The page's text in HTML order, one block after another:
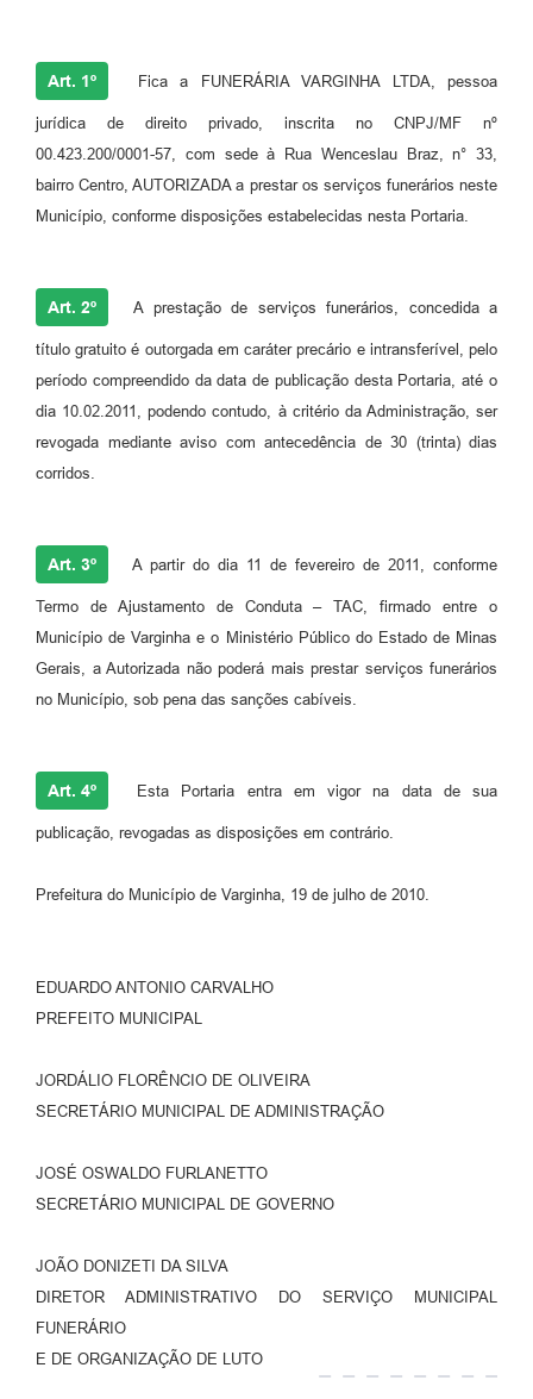
Art. 1º Fica a FUNERÁRIA VARGINHA LTDA, pessoa
jurídica de direito privado, inscrita no CNPJ/MF nº
00.423.200/0001-57, com sede à Rua Wenceslau Braz, n° 33,
bairro Centro, AUTORIZADA a prestar os serviços funerários neste
Município, conforme disposições estabelecidas nesta Portaria.
Art. 2º A prestação de serviços funerários, concedida a
título gratuito é outorgada em caráter precário e intransferível, pelo
período compreendido da data de publicação desta Portaria, até o
dia 10.02.2011, podendo contudo, à critério da Administração, ser
revogada mediante aviso com antecedência de 30 (trinta) dias
corridos.
Art. 3º A partir do dia 11 de fevereiro de 2011, conforme
Termo de Ajustamento de Conduta – TAC, firmado entre o
Município de Varginha e o Ministério Público do Estado de Minas
Gerais, a Autorizada não poderá mais prestar serviços funerários
no Município, sob pena das sanções cabíveis.
Art. 4º Esta Portaria entra em vigor na data de sua
publicação, revogadas as disposições em contrário.
Prefeitura do Município de Varginha, 19 de julho de 2010.
EDUARDO ANTONIO CARVALHO
PREFEITO MUNICIPAL
JORDÁLIO FLORÊNCIO DE OLIVEIRA
SECRETÁRIO MUNICIPAL DE ADMINISTRAÇÃO
JOSÉ OSWALDO FURLANETTO
SECRETÁRIO MUNICIPAL DE GOVERNO
JOÃO DONIZETI DA SILVA
DIRETOR ADMINISTRATIVO DO SERVIÇO MUNICIPAL
FUNERÁRIO
E DE ORGANIZAÇÃO DE LUTO